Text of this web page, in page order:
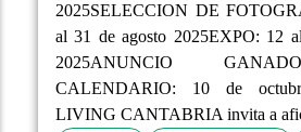
2025SELECCION DE
al 31 de agosto 2025EXPO: 12
2025ANUNCIO
CALENDARIO: 10 de
LIVING CANTABRIA invita a